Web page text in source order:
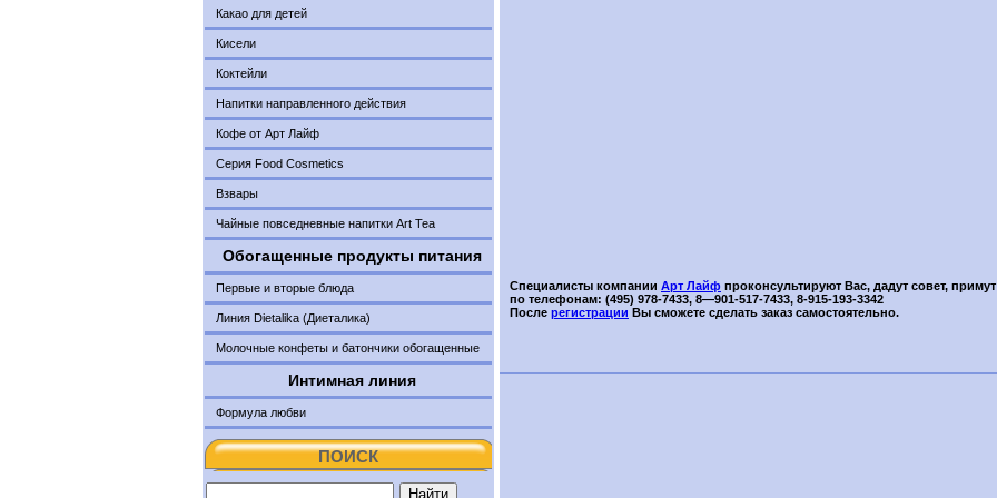
Какао для детей
Кисели
Коктейли
Напитки направленного действия
Кофе от Арт Лайф
Серия Food Cosmetics
Взвары
Чайные повседневные напитки Art Tea
Обогащенные продукты питания
Первые и вторые блюда
Линия Dietalika (Диеталика)
Молочные конфеты и батончики обогащенные
Интимная линия
Формула любви
ПОИСК
Специалисты компании Арт Лайф проконсультируют Вас, дадут совет, примут
по телефонам: (495) 978-7433, 8—901-517-7433, 8-915-193-3342
После регистрации Вы сможете сделать заказ самостоятельно.